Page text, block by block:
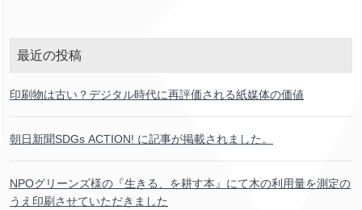
最近の投稿
印刷物は古い？デジタル時代に再評価される紙媒体の価値
朝日新聞SDGs ACTION! に記事が掲載されました。
NPOグリーンズ様の『生きる、を耕す本 』にて木の利用量を測定の
うえ 印刷 させていただきました